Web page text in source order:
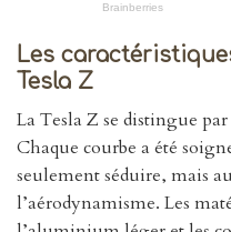
Les
Tesla Z
La Tesla Z se distingue
Chaque courbe a été
seulement séduire, mais
l’aérodynamisme. Les